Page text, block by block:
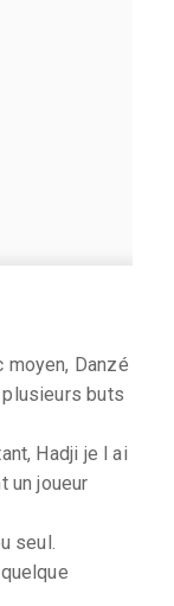
moyen, Danzé
buts
Hadji je l ai
un joueur
seul.